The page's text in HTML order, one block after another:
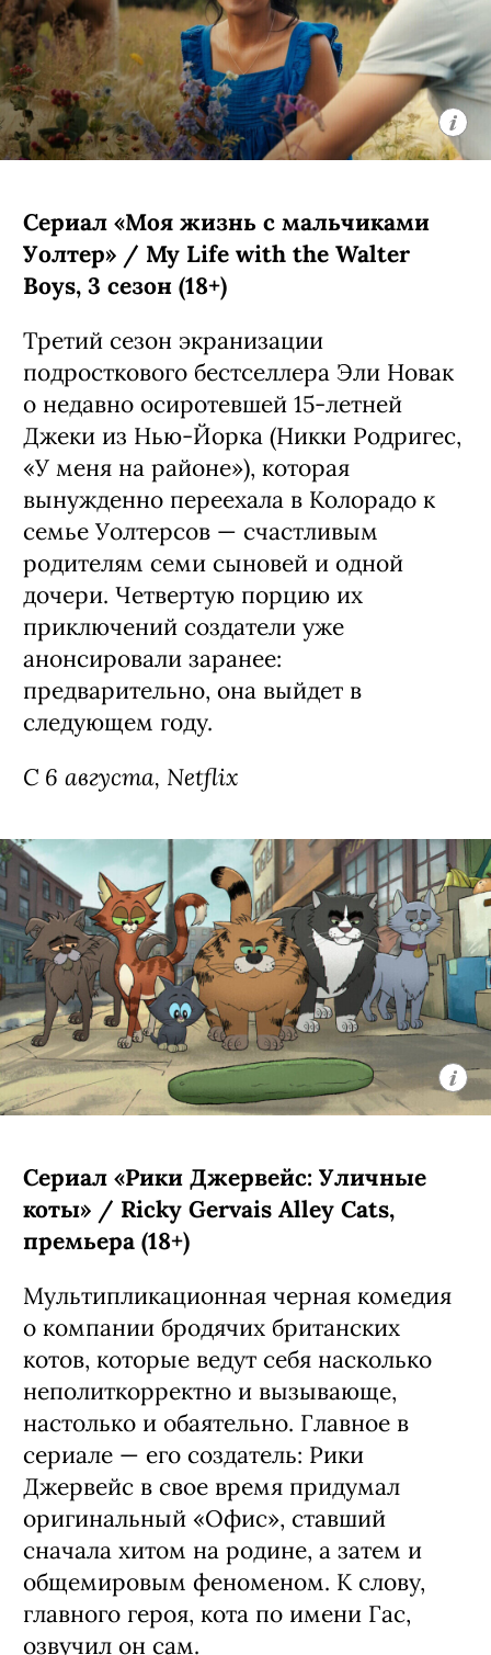
сделали сериал из двух сезонов по 8
эпизодов: первый вышел в 2024 году,
второй стартует в 2026-м.
С 5 августа, Netflix
Сериал «Моя жизнь с мальчиками
Уолтер» / My Life with the Walter
Boys, 3 сезон (18+)
Третий сезон экранизации
о недавно осиротевшей 15-летней
«У меня на районе»), которая
вынужденно переехала в Колорадо к
семье Уолтерсов — счастливым
родителям семи сыновей и одной
дочери. Четвертую порцию их
приключений создатели уже
анонсировали заранее:
предварительно, она выйдет в
следующем году.
Сериал «Рики Джервейс: Уличные
коты» / Ricky Gervais Alley Cats,
премьера (18+)